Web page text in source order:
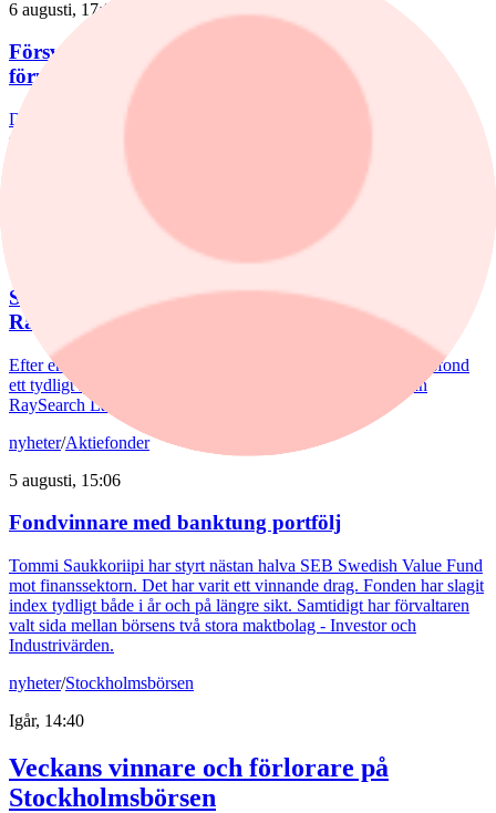
6 augusti, 17:03
Försvarsförvaltarna spår ny tillväxtfas: ”Goda
förutsättningar”
De europeiska försvarsbolagen visar rekordstora orderböcker,
stigande omsättning och förbättrade marginaler. Enligt förvaltarna
Spiltan Småbolagsfond
Spiltan Småbolagsfond lyfte i juli – tar in
RaySearch
Efter en svagare utveckling hittills i år fick Spiltan Småbolagsfond
ett tydligt lyft i juli. Mips bidrog mest till uppgången, medan
RaySearch Laboratories är ett nytt innehav i fonden.
nyheter/Aktiefonder
5 augusti, 15:06
Fondvinnare med banktung portfölj
Tommi Saukkoriipi har styrt nästan halva SEB Swedish Value Fund
mot finanssektorn. Det har varit ett vinnande drag. Fonden har slagit
index tydligt både i år och på längre sikt. Samtidigt har förvaltaren
valt sida mellan börsens två stora maktbolag - Investor och
Industrivärden.
nyheter/Stockholmsbörsen
Igår, 14:40
Veckans vinnare och förlorare på
Stockholmsbörsen